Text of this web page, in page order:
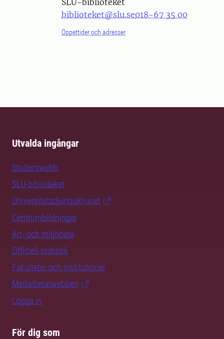
SLU-biblioteket
biblioteket@slu.se018-67 35 00
Öppettider och adresser
Utvalda ingångar
Studentwebb
SLU-biblioteket
Universitetsdjursjukhuset
Centrumbildningar
Art- och miljödata
Officiell statistik
Fakulteter och institutioner
Medarbetarwebben
Logga in
För dig som